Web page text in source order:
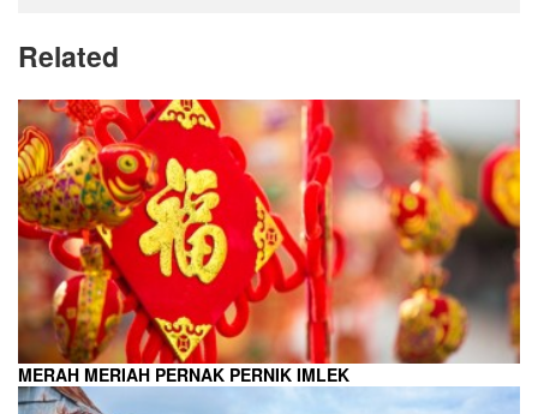
Related
MERAH MERIAH PERNAK PERNIK IMLEK